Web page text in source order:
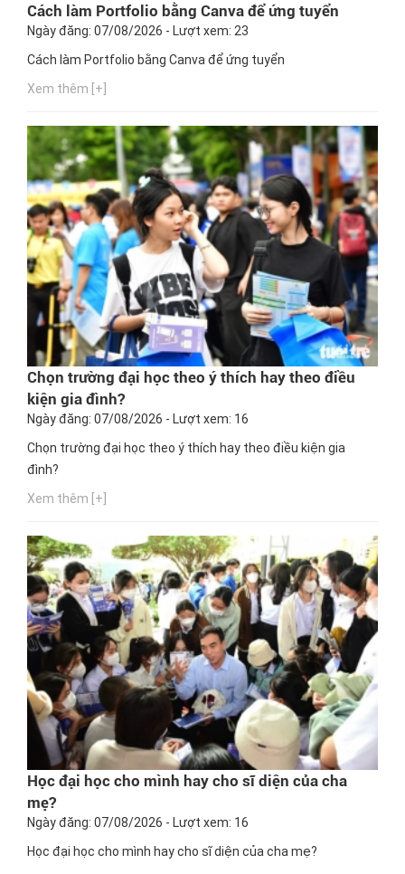
Cách làm Portfolio bằng Canva để ứng tuyển
Ngày đăng: 07/08/2026 - Lượt xem: 23
Cách làm Portfolio bằng Canva để ứng tuyển
Xem thêm [+]
Chọn trường đại học theo ý thích hay theo điều
kiện gia đình?
Ngày đăng: 07/08/2026 - Lượt xem: 16
Chọn trường đại học theo ý thích hay theo điều kiện gia
đình?
Xem thêm [+]
Học đại học cho mình hay cho sĩ diện của cha
mẹ?
Ngày đăng: 07/08/2026 - Lượt xem: 16
Học đại học cho mình hay cho sĩ diện của cha mẹ?